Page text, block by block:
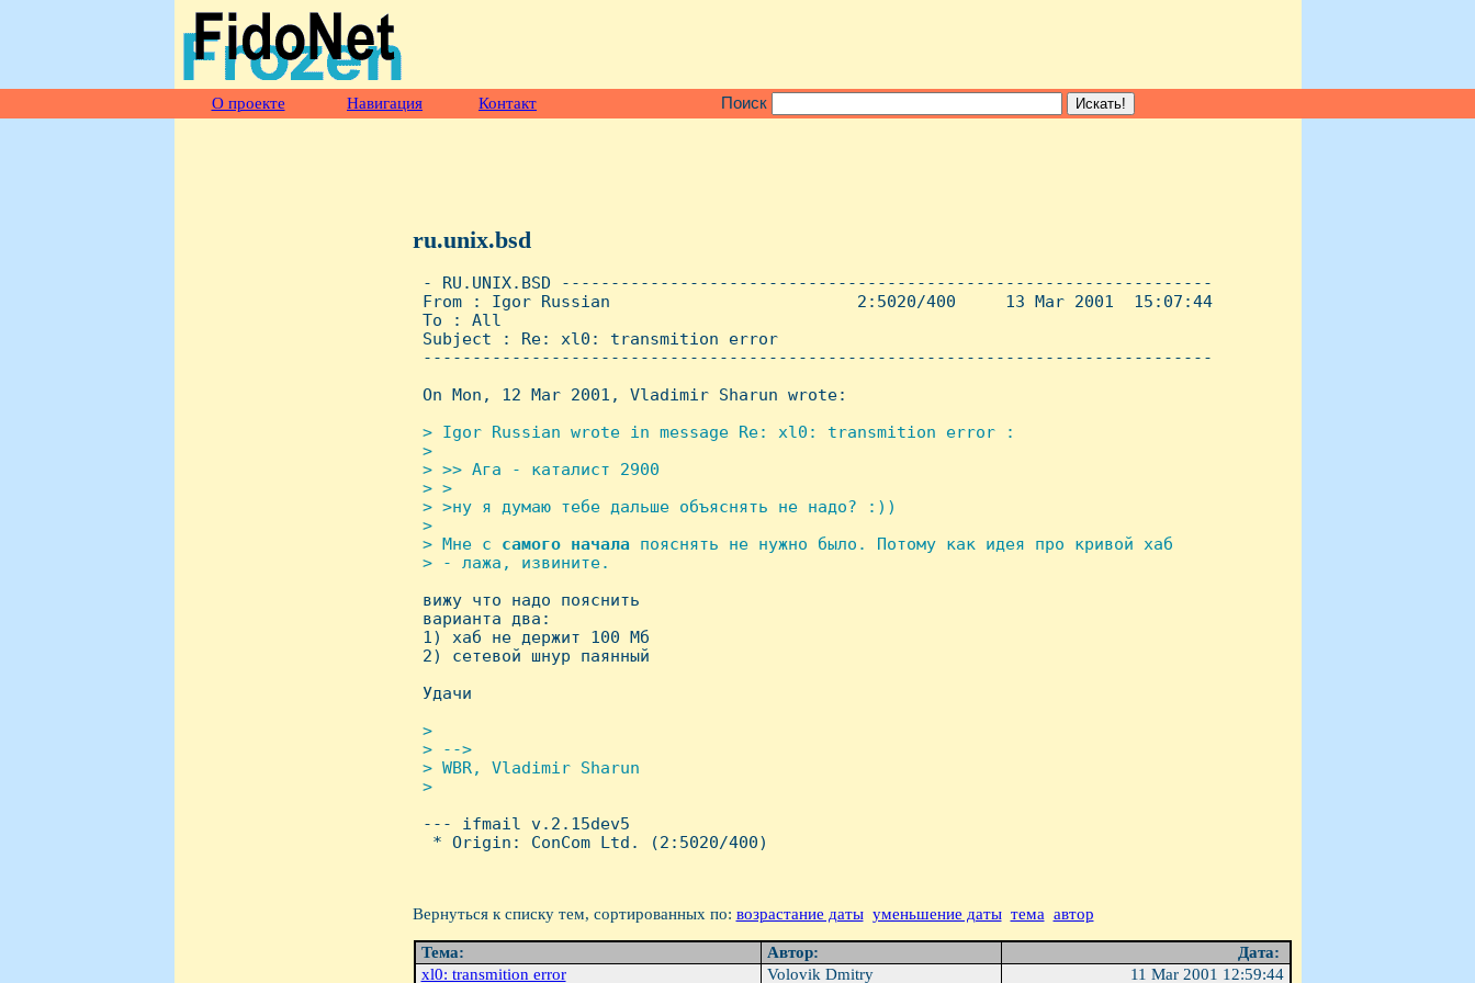
О проекте Навигация Контакт Поиск
ru.unix.bsd
- RU.UNIX.BSD ------------------------------------------------------------------
From : Igor Russian                         2:5020/400     13 Mar 2001  15:07:44
To : All
Subject : Re: xl0: transmition error
--------------------------------------------------------------------------------
On Mon, 12 Mar 2001, Vladimir Sharun wrote:
> Igor Russian wrote in message Re: xl0: transmition error :
>
> >> Ага - каталист 2900
> >
> >ну я думаю тебе дальше объяснять не надо? :))
>
> Мне с самого начала пояснять не нужно было. Потому как идея про кривой хаб
> - лажа, извините.
вижу что надо пояснить
варианта два:
1) хаб не держит 100 Мб
2) сетевой шнур паянный
Удачи
>
> -->
> WBR, Vladimir Sharun
>
--- ifmail v.2.15dev5
  * Origin: ConCom Ltd. (2:5020/400)
Вернуться к списку тем, сортированных по: возрастание даты уменьшение даты тема автор
Тема: Автор:
Дата:
xl0: transmition error
Volovik Dmitry 11 Mar 2001 12:59:44